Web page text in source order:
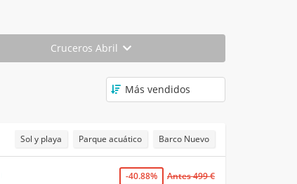
Cruceros Abril
Sol y playa Parque acuático Barco Nuevo
-40.88%
Antes 499 €